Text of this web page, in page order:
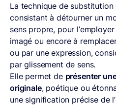
La technique de
consistant à détourner un
sens propre, pour
imagé ou encore à
ou par une expression,
par glissement de sens.
Elle permet de présenter
originale, poétique ou
une signification précise de